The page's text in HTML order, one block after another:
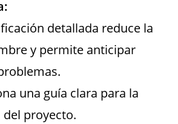
detallada reduce la
y permite anticipar
una guía clara para la
del proyecto.